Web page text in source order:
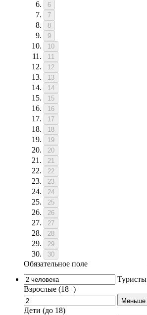
6
7
8
9
10
11
12
13
14
15
16
17
18
19
20
21
22
23
24
25
26
27
28
29
30
Обязательное поле
Туристы
Взрослые (18+)
Меньше
Дети (до 18)